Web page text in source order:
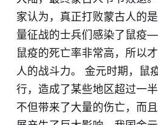
家认为，真正打败蒙古人的
量征战的士兵们感染了鼠疫
鼠疫的死亡率非常高，所以
人的战斗力。 金元时期，鼠
行，造成了某些地区超过一
不但带来了大量的伤亡，而